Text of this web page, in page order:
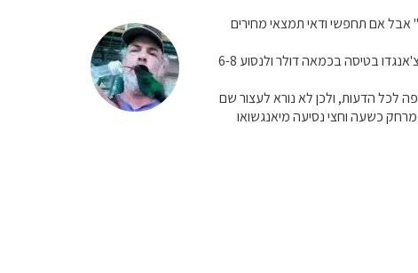
אבל אם תחפשי ודאי תמצאי מחירים
לגבי שמורת הטבע לא ציינת איזו שמורה. אם זה אזור הואהלונג-ג'ודזאיגו-סונגפאן עדיף להגיע לצ'אנגדו בטיסה בכמאה דולר ולנסוע 6-8
לכל הדעות, ולכן לא נורא לעצור שם
- מרחק כשעה וחצי נסיעה מיאנגשואו